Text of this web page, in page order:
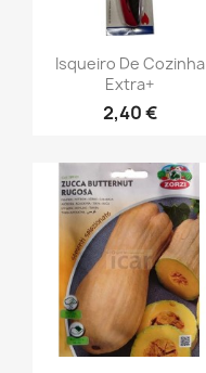
Isqueiro De Cozinha
Extra+
2,40 €